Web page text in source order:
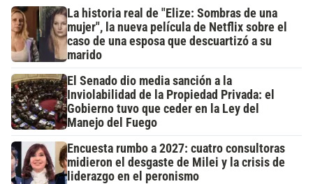
La historia real de "Elize: Sombras de una
mujer", la nueva película de Netflix sobre el
caso de una esposa que descuartizó a su
marido
El Senado dio media sanción a la
Inviolabilidad de la Propiedad Privada: el
Gobierno tuvo que ceder en la Ley del
Manejo del Fuego
Encuesta rumbo a 2027: cuatro consultoras
midieron el desgaste de Milei y la crisis de
liderazgo en el peronismo